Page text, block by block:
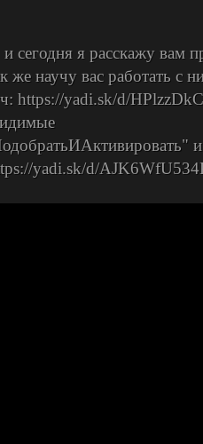
сегодня я расскажу вам
же научу вас работать с
https://yadi.sk/d/
yadi.sk/d/